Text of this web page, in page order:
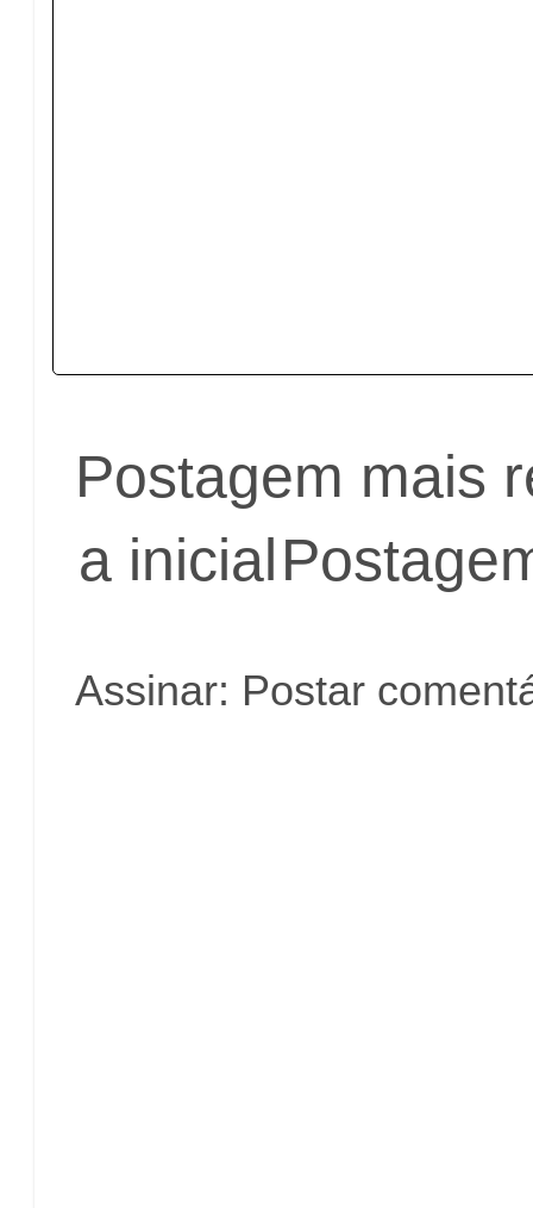
Postagem mais
a inicial
Assinar: Postar